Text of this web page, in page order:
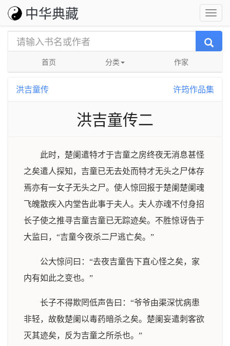
中华典藏
首页 分类 作家
洪吉童传 许筠作品集
洪吉童传二
此时，楚阑遣特才于吉童之房终夜无消息甚怪
之矣遣人探知，吉童已无去处而特才无头之尸体存
焉亦有一女子无头之尸。使人惊回报于楚阑楚阑魂
飞魄散疾入内堂告此事于夫人。夫人亦魂不付身招
长子使之推寻吉童吉童已无踪迹矣。不胜惊讶告于
大监曰，“吉童今夜杀二尸逃亡矣。”
公大惊问曰：“去夜吉童告下直心怪之矣，家
内有如此之变也。”
长子不得欺罔低声告曰：“爷爷由渠深忧病患
非轻，故敎楚阑以毒药暗杀之矣。楚阑妄遣刺客欲
灭其迹矣，反为吉童之所杀也。”